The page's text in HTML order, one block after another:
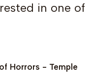
in one of
Horrors - Temple